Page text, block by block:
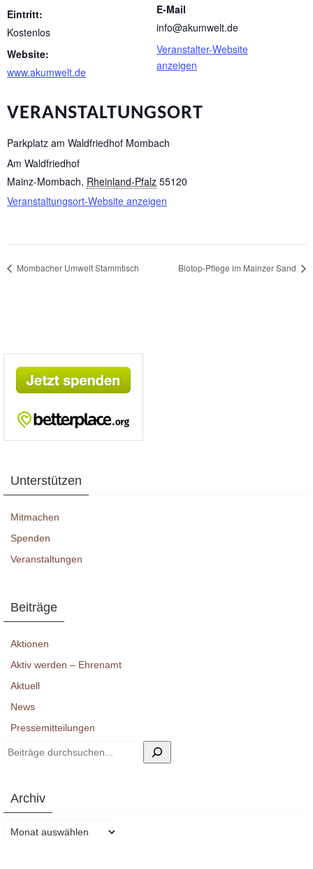
Eintritt:
Kostenlos
Website:
www.akumwelt.de
VERANSTALTUNGSORT
Parkplatz am Waldfriedhof Mombach
Am Waldfriedhof
Mainz-Mombach, Rheinland-Pfalz 55120
Veranstaltungsort-Website anzeigen
E-Mail
info@akumwelt.de
Veranstalter-Website
anzeigen
Mombacher Umwelt Stammtisch Biotop-Pflege im Mainzer Sand
Unterstützen
Mitmachen
Spenden
Veranstaltungen
Beiträge
Aktionen
Aktiv werden – Ehrenamt
Aktuell
News
Pressemitteilungen
Suchen
Archiv
Archiv